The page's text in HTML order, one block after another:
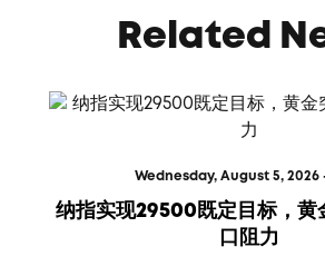
Related
Wednesday, August 5, 2026
纳指实现29500既定目标，黄
口阻力